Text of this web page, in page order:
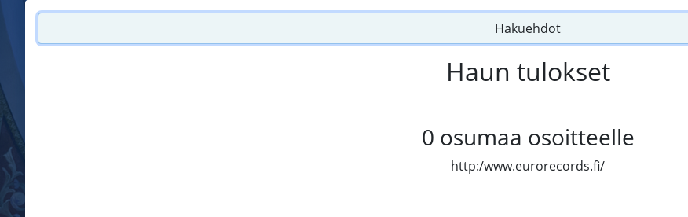
Hakuehdot
Haun tulokset
0 osumaa osoitteelle
http:/www.eurorecords.fi/